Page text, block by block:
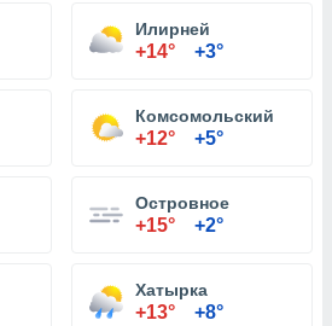
Илирней
+14° +3°
Комсомольский
+12° +5°
Островное
+15° +2°
Хатырка
+13° +8°